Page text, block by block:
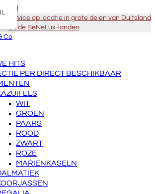
- Service op locatie in grote delen van Duitsland
en de BeNeLux-landen
HITS
PER DIRECT BESCHIKBAAR
WIT
GROEN
PAARS
ROOD
ZWART
ROZE
MARIENKASELN